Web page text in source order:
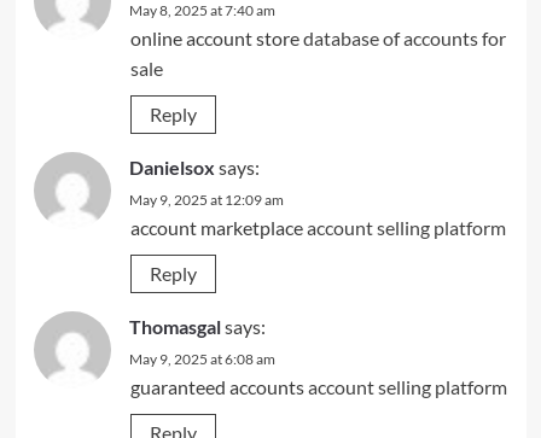
May 8, 2025 at 7:40 am
online account storedatabase of accounts for
sale
Reply
Danielsox says:
May 9, 2025 at 12:09 am
account marketplaceaccount selling platform
Reply
Thomasgalsays:
May 9, 2025 at 6:08 am
guaranteed accountsaccount selling platform
Reply